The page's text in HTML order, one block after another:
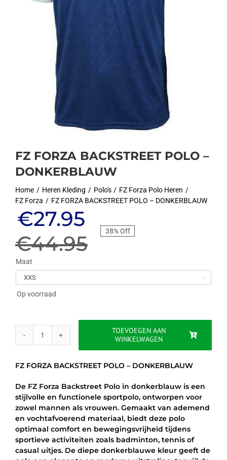
FZ FORZA BACKSTREET POLO –
DONKERBLAUW
Home Heren Kleding Polo's
FZ Forza Polo Heren
FZ Forza
FZ FORZA BACKSTREET POLO – DONKERBLAUW
€44.95
Oorspronkelijke
prijs
was:
€44.95.
€27.95
Huidige
prijs
is:
€27.95.
38% Off
Maat

Op voorraad
FZ
-
DONKERBLAUW
TOEVOEGEN AAN
WINKELWAGEN
FZ FORZA BACKSTREET POLO – DONKERBLAUW
De FZ Forza Backstreet Polo in donkerblauw is een
stijlvolle en functionele sportpolo, ontworpen voor
zowel mannen als vrouwen. Gemaakt van ademend
en vochtafvoerend materiaal, biedt deze polo
optimaal comfort en bewegingsvrijheid tijdens
sportieve activiteiten zoals badminton, tennis of
casual uitjes. De diepe donkerblauwe kleur geeft de